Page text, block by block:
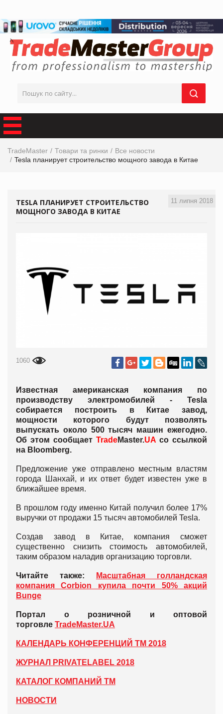
TradeMaster Товари та ринки
Все новости
Tesla планирует строительство мощного завода в Китае
11 липня 2018
TESLA ПЛАНИРУЕТ СТРОИТЕЛЬСТВО
МОЩНОГО ЗАВОДА В КИТАЕ
1060
Известная американская компания по
производству электромобилей - Tesla
собирается построить в Китае завод,
мощности которого будут позволять
выпускать около 500 тысяч машин ежегодно.
Об этом сообщает TradeMaster.UA со ссылкой
на Bloomberg.
Предложение уже отправлено местным властям
города Шанхай, и их ответ будет известен уже в
ближайшее время.
В прошлом году именно Китай получил более 17%
выручки от продажи 15 тысяч автомобилей Tesla.
Создав завод в Китае, компания сможет
существенно снизить стоимость автомобилей,
таким образом наладив организацию торговли.
Читайте также:
Масштабная голландская
компания Corbion купила почти 50% акций
Bunge
Портал о розничной и оптовой
торговле TradeMaster.UA
КАЛЕНДАРЬ КОНФЕРЕНЦИЙ ТМ 2018
ЖУРНАЛ PRIVATELABEL 2018
КАТАЛОГ КОМПАНИЙ ТМ
НОВОСТИ